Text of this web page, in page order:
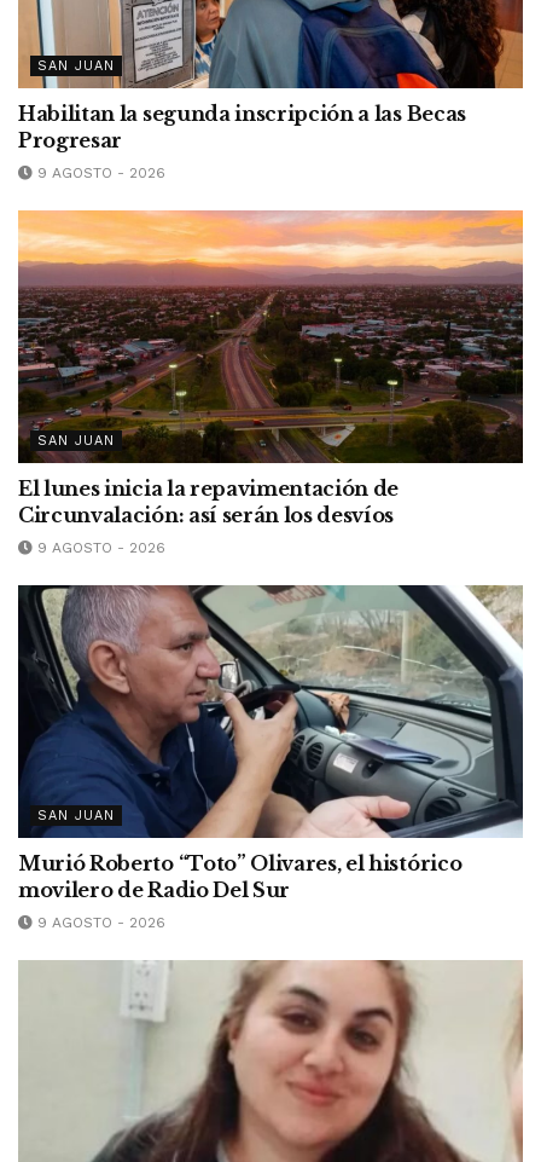
SAN JUAN
Habilitan la segunda inscripción a las Becas
Progresar
9 AGOSTO - 2026
SAN JUAN
El lunes inicia la repavimentación de
Circunvalación: así serán los desvíos
9 AGOSTO - 2026
SAN JUAN
Murió Roberto “Toto” Olivares, el histórico
movilero de Radio Del Sur
9 AGOSTO - 2026